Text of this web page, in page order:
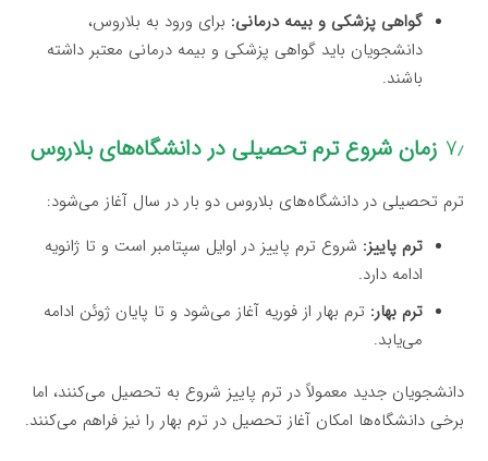
گواهی پزشکی و بیمه درمانی: برای ورود به بلاروس،
دانشجویان باید گواهی پزشکی و بیمه درمانی معتبر داشته
باشند.
۷٫ زمان شروع ترم تحصیلی در دانشگاه‌های بلاروس
ترم تحصیلی در دانشگاه‌های بلاروس دو بار در سال آغاز می‌شود:
ترم پاییز: شروع ترم پاییز در اوایل سپتامبر است و تا ژانویه
ادامه دارد.
ترم بهار: ترم بهار از فوریه آغاز می‌شود و تا پایان ژوئن ادامه
می‌یابد.
دانشجویان جدید معمولاً در ترم پاییز شروع به تحصیل می‌کنند، اما
برخی دانشگاه‌ها امکان آغاز تحصیل در ترم بهار را نیز فراهم می‌کنند.